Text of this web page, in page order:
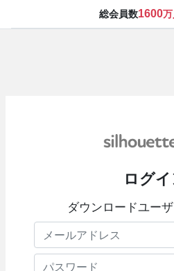
総会員数1600万
ログ
ダウンロードユー